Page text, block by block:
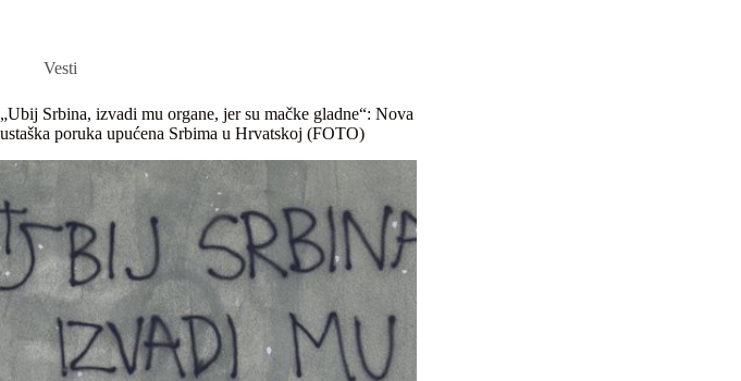
Vesti
„Ubij Srbina, izvadi mu organe, jer su mačke gladne“: Nova
ustaška poruka upućena Srbima u Hrvatskoj (FOTO)